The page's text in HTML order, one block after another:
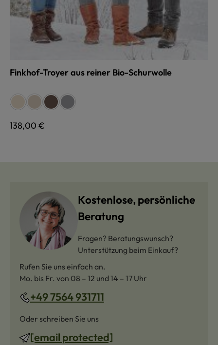
Finkhof-Troyer aus reiner Bio-Schurwolle
Farbe auswählen
naturweiß
beige braun grau
Regulärer Preis:
138,00 €
Kostenlose, persönliche
Beratung
Fragen? Beratungswunsch?
Unterstützung beim Einkauf?
Rufen Sie uns einfach an.
Mo. bis Fr. von 08 – 12 und 14 – 17 Uhr
+49 7564 931711
Oder schreiben Sie uns
[email protected]